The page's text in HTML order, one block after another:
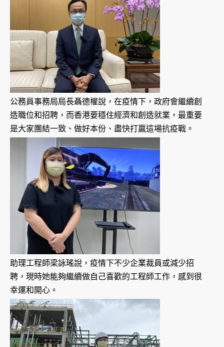
公務員事務局局長聶德權說，在疫情下，政府會繼續創
造職位和招聘，而香港要穩住經濟和創造就業，最重要
是大家團結一致、做好本份、盡快打贏這場抗疫戰。
助理工程師梁詠瑤說，疫情下不少企業裁員或減少招
聘，現時她能夠繼續做自己喜歡的工程師工作，感到很
幸運和開心。